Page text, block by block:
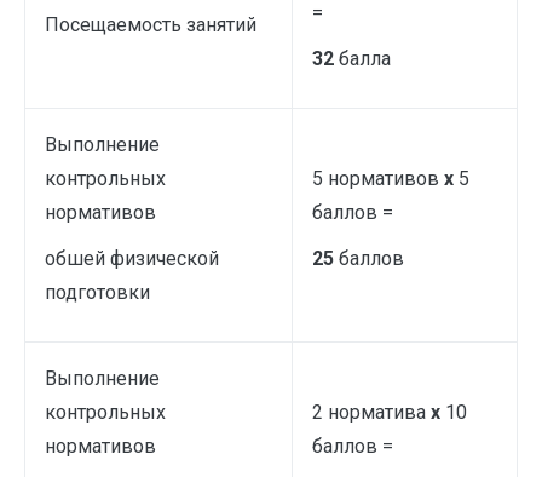
Посещаемость занятий
=
32 балла
Выполнение
контрольных
нормативов
обшей физической
подготовки
5 нормативов х 5
баллов =
25 баллов
Выполнение
контрольных
нормативов
2 норматива х 10
баллов =